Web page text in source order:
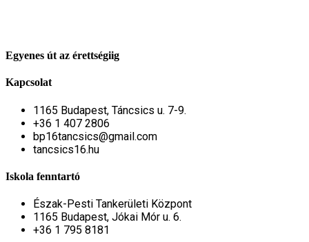
Egyenes út az érettségiig
Kapcsolat
1165 Budapest, Táncsics u. 7-9.
+36 1 407 2806
bp16tancsics@gmail.com
tancsics16.hu
Iskola fenntartó
Észak-Pesti Tankerületi Központ
1165 Budapest, Jókai Mór u. 6.
+36 1 795 8181